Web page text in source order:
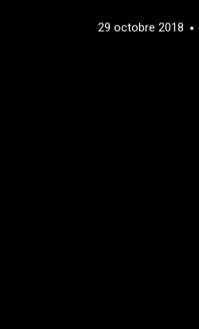
29 octobre 2018